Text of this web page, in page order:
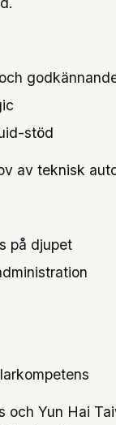
stöd
av teknisk
på djupet
och Yun Hai